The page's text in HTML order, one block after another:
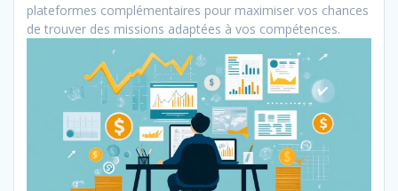
plateformes complémentaires pour maximiser vos chances
de trouver des missions adaptées à vos compétences.